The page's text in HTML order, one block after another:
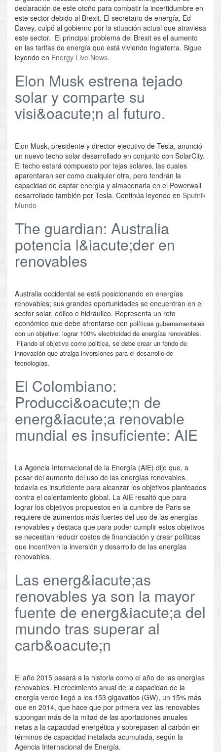
declaración de este otoño para combatir la incertidumbre en
este sector debido al Brexit. El secretario de energía, Ed
Davey, culpó al gobierno por la situación actual que atraviesa
este sector. El principal problema del Brexit es el aumento
en las tarifas de energía que está viviendo Inglaterra. Sigue
leyendo en Energy Live News.
Elon Musk estrena tejado
solar y comparte su
visi&oacute;n al futuro.
Elon Musk, presidente y director ejecutivo de Tesla, anunció
un nuevo techo solar desarrollado en conjunto con SolarCity.
El techo estará compuesto por tejas solares, las cuales
aparentaran ser como cualquier otra, pero tendrán la
capacidad de captar energía y almacenarla en el Powerwall
desarrollado también por Tesla. Continúa leyendo en Sputnik
Mundo
The guardian: Australia
potencia l&iacute;der en
renovables
Australia occidental se está posicionando en energías
renovables; sus grandes oportunidades se encuentran en el
sector solar, eólico e hidráulico. Representa un reto
económico que debe afrontarse con políticas gubernamentales
con un objetivo: lograr 100% electricidad de energías renovables.
Fijando el objetivo como politica, se debe crear un fondo de
innovación que atraiga inversiones para el desarrollo de
tecnologías.
El Colombiano:
Producci&oacute;n de
energ&iacute;a renovable
mundial es insuficiente: AIE
La Agencia Internacional de la Energía (AIE) dijo que, a
pesar del aumento del uso de las energías renovables,
todavía es insuficiente para alcanzar los objetivos planteados
contra el calentamiento global. La AIE resaltó que para
lograr los objetivos propuestos en la cumbre de Paris se
requiere de aumentos más fuertes del uso de las energías
renovables y destaca que para poder cumplir estos objetivos
se necesitan reducir costos de financiación y crear políticas
que incentiven la inversión y desarrollo de las energías
renovables.
Las energ&iacute;as
renovables ya son la mayor
fuente de energ&iacute;a del
mundo tras superar al
carb&oacute;n
El año 2015 pasará a la historia como el año de las energías
renovables. El crecimiento anual de la capacidad de la
energía verde llegó a los 153 gigavatios (GW), un 15% más
que en 2014, que hace que por primera vez las renovables
supongan más de la mitad de las aportaciones anuales
netas a la capacidad energética y sobrepasen al carbón en
términos de capacidad instalada acumulada, según la
Agencia Internacional de Energía.